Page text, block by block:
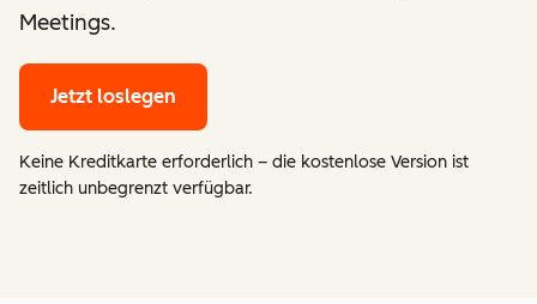
Meetings.
Jetzt loslegen
Keine Kreditkarte erforderlich – die kostenlose Version ist
zeitlich unbegrenzt verfügbar.